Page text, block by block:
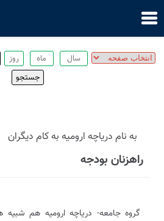
به نام دریاچه ارومیه به کام دیگران
راهزنان بودجه
گروه جامعه‌- دریاچه ارومیه هم شبیه